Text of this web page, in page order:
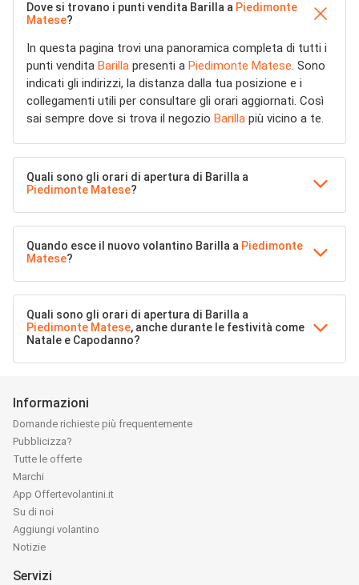
Dove si trovano i punti vendita Barilla a Piedimonte
Matese?
In questa pagina trovi una panoramica completa di tutti i
punti vendita Barilla presenti a Piedimonte Matese. Sono
indicati gli indirizzi, la distanza dalla tua posizione e i
collegamenti utili per consultare gli orari aggiornati. Così
sai sempre dove si trova il negozio Barilla più vicino a te.
Quali sono gli orari di apertura di Barilla a
Piedimonte Matese?
Quando esce il nuovo volantino Barilla a Piedimonte
Matese?
Quali sono gli orari di apertura di Barilla a
Piedimonte Matese, anche durante le festività come
Natale e Capodanno?
Informazioni
Domande richieste più frequentemente
Pubblicizza?
Tutte le offerte
Marchi
App Offertevolantini.it
Su di noi
Aggiungi volantino
Notizie
Servizi